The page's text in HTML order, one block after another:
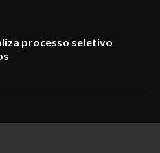
processo seletivo